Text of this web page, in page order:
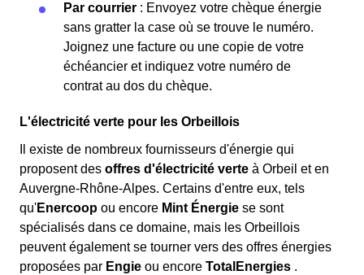
Par courrier : Envoyez votre chèque énergie
sans gratter la case où se trouve le numéro.
Joignez une facture ou une copie de votre
échéancier et indiquez votre numéro de
contrat au dos du chèque.
L'électricité verte pour les Orbeillois
Il existe de nombreux fournisseurs d'énergie qui
proposent des offres d'électricité verte à Orbeil et en
Auvergne-Rhône-Alpes. Certains d'entre eux, tels
qu'Enercoop ou encore Mint Énergie se sont
spécialisés dans ce domaine, mais les Orbeillois
peuvent également se tourner vers des offres énergies
proposées par Engie ou encore TotalEnergies .